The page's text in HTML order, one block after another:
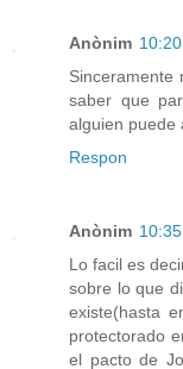
Anònim 10:20
Sinceramente
saber que
alguien puede
Respon
Anònim 10:35
Lo facil es
sobre lo que
existe(hasta
protectorado
el pacto de